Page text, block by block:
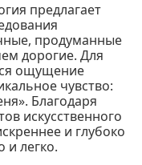
предлагает
продуманные
дорогие. Для
ощущение
чувство:
Благодаря
искусственного
и глубоко
и легко.